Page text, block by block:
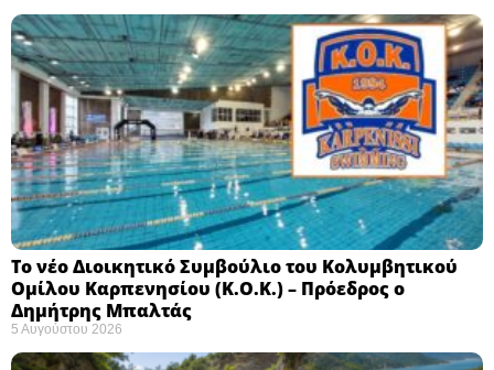
Το νέο Διοικητικό Συμβούλιο του Κολυμβητικού
Ομίλου Καρπενησίου (Κ.Ο.Κ.) – Πρόεδρος ο
Δημήτρης Μπαλτάς
5 Αυγούστου 2026